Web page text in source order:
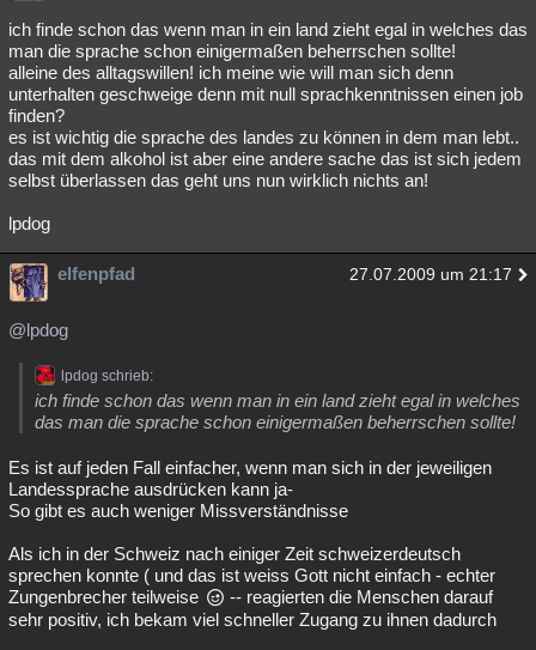
ich finde schon das wenn man in ein land zieht egal in welches das
man die sprache schon einigermaßen beherrschen sollte!
alleine des alltagswillen! ich meine wie will man sich denn
unterhalten geschweige denn mit null sprachkenntnissen einen job
finden?
es ist wichtig die sprache des landes zu können in dem man lebt..
das mit dem alkohol ist aber eine andere sache das ist sich jedem
selbst überlassen das geht uns nun wirklich nichts an!
lpdog
elfenpfad 27.07.2009 um 21:17
@lpdog
lpdog schrieb:
ich finde schon das wenn man in ein land zieht egal in welches
das man die sprache schon einigermaßen beherrschen sollte!
Es ist auf jeden Fall einfacher, wenn man sich in der jeweiligen
Landessprache ausdrücken kann ja-
So gibt es auch weniger Missverständnisse
Als ich in der Schweiz nach einiger Zeit schweizerdeutsch
sprechen konnte ( und das ist weiss Gott nicht einfach - echter
Zungenbrecher teilweise
-- reagierten die Menschen darauf
sehr positiv, ich bekam viel schneller Zugang zu ihnen dadurch